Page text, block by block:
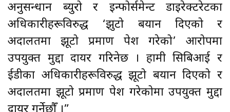
अनुसन्धान ब्युरो र इन्फोर्समेन्ट डाइरेक्टरेटका
अधिकारीहरूविरुद्ध ‘झुटो बयान दिएको र
अदालतमा झूटो प्रमाण पेश गरेको’ आरोपमा
उपयुक्त मुद्दा दायर गरिनेछ । हामी सिबिआई र
ईडीका अधिकारीहरूविरुद्ध झूटो बयान दिएको र
अदालतमा झूटो प्रमाण पेश गरेकोमा उपयुक्त मुद्दा